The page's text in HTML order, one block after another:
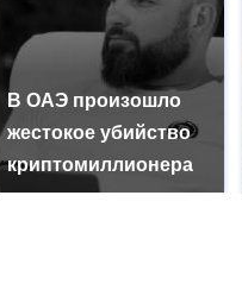
В ОАЭ произошло
жестокое убийство
криптомиллионера